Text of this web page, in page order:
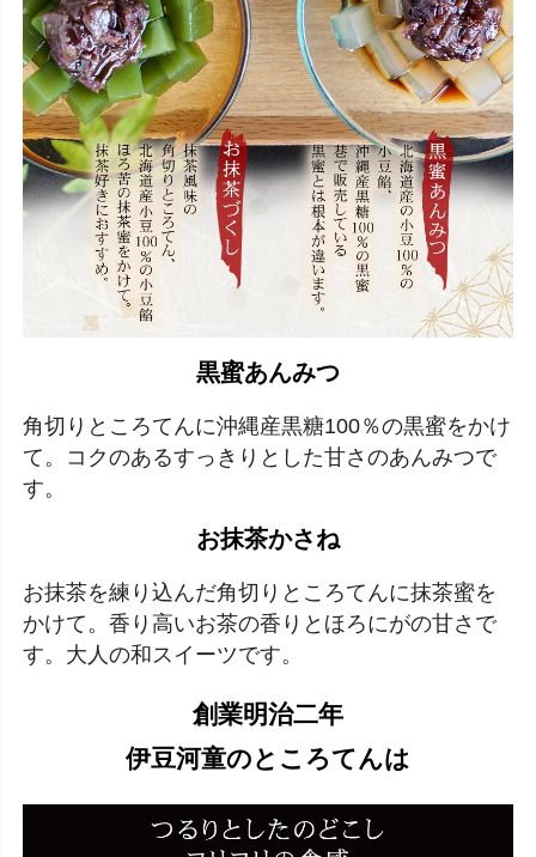
黒蜜あんみつ
角切りところてんに沖縄産黒糖100％の黒蜜をかけ
て。コクのあるすっきりとした甘さのあんみつで
す。
お抹茶かさね
お抹茶を練り込んだ角切りところてんに抹茶蜜を
かけて。香り高いお茶の香りとほろにがの甘さで
す。大人の和スイーツです。
創業明治二年
伊豆河童のところてんは